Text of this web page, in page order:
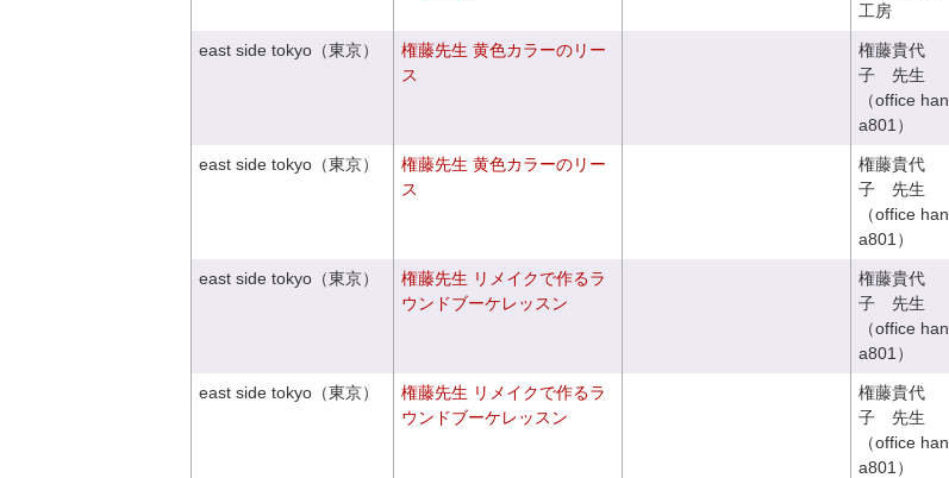
工房
east side tokyo（東京）
権藤先生 黄色カラーのリー
ス
権藤貴代
子 先生
（office han
a801）
east side tokyo（東京）
権藤先生 黄色カラーのリー
ス
権藤貴代
子 先生
（office han
a801）
east side tokyo（東京）
権藤先生 リメイクで作るラ
ウンドブーケレッスン
権藤貴代
子 先生
（office han
a801）
east side tokyo（東京）
権藤先生 リメイクで作るラ
ウンドブーケレッスン
権藤貴代
子 先生
（office han
a801）